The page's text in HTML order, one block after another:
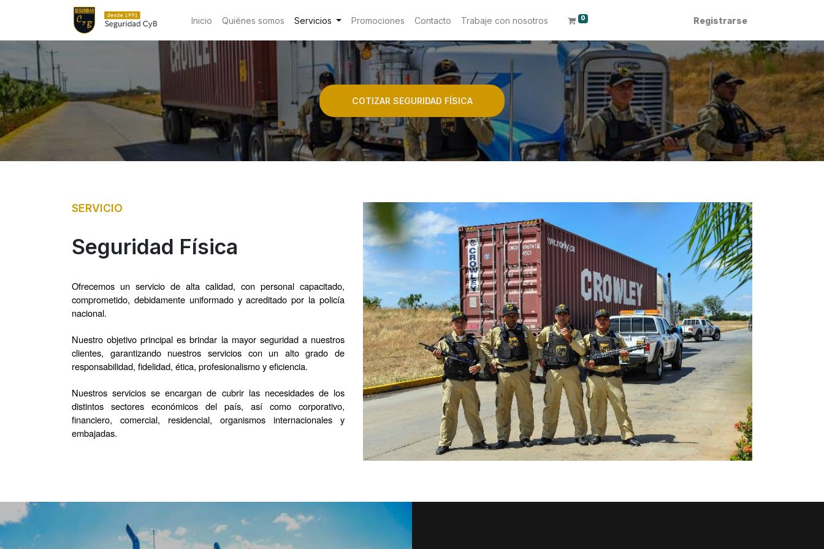
Inicio Quiénes somos Servicios Promociones Contacto Trabaje con nosotros 0 Registrarse
COTIZAR SEGURIDAD FÍSICA
SERVICIO
Seguridad Física
Ofrecemos un servicio de alta calidad, con personal capacitado,
comprometido, debidamente uniformado y acreditado por la policía
nacional.
Nuestro objetivo principal es brindar la mayor seguridad a nuestros
clientes, garantizando nuestros servicios con un alto grado de
responsabilidad, fidelidad, ética, profesionalismo y eficiencia.
Nuestros servicios se encargan de cubrir las necesidades de los
distintos sectores económicos del país, así como corporativo,
financiero, comercial, residencial, organismos internacionales y
embajadas.